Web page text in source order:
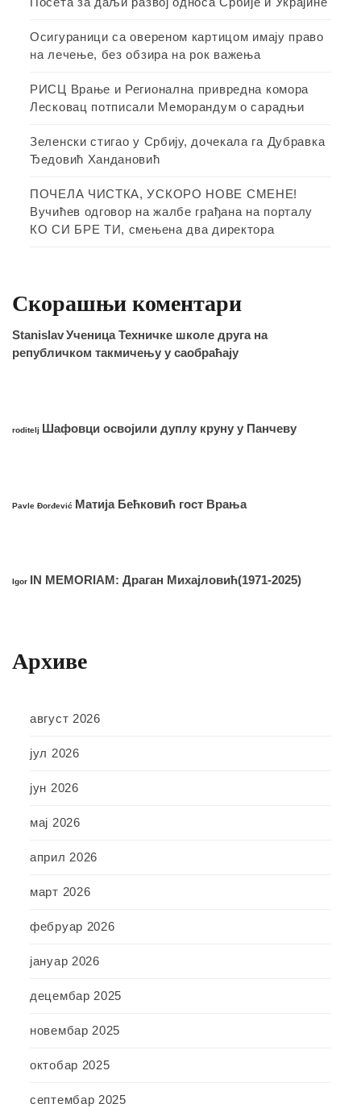
Осигураници са овереном картицом имају право
на лечење, без обзира на рок важења
РИСЦ Врање и Регионална привредна комора
Лесковац потписали Меморандум о сарадњи
Зеленски стигао у Србију, дочекала га Дубравка
Ђедовић Хандановић
ПОЧЕЛА ЧИСТКА, УСКОРО НОВЕ СМЕНЕ!
Вучићев одговор на жалбе грађана на порталу
КО СИ БРЕ ТИ, смењена два директора
Скорашњи коментари
StanislavУченица Техничке школе друга на
републичком такмичењу у саобраћају
roditelj Шафовци освојили дуплу круну у Панчеву
Pavle Đorđević Матија Бећковић гост Врања
Igor IN MEMORIAM: Драган Михајловић(1971-2025)
Архиве
август 2026
јул 2026
јун 2026
мај 2026
април 2026
март 2026
фебруар 2026
јануар 2026
децембар 2025
новембар 2025
октобар 2025
септембар 2025